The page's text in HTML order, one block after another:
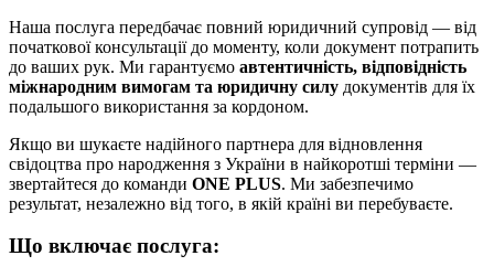
Наша послуга передбачає повний юридичний супровід — від
початкової консультації до моменту, коли документ потрапить
до ваших рук. Ми гарантуємо автентичність, відповідність
міжнародним вимогам та юридичну силу документів для їх
подальшого використання за кордоном.
Якщо ви шукаєте надійного партнера для відновлення
свідоцтва про народження з України в найкоротші терміни —
звертайтеся до команди ONE PLUS. Ми забезпечимо
результат, незалежно від того, в якій країні ви перебуваєте.
Що включає послуга: